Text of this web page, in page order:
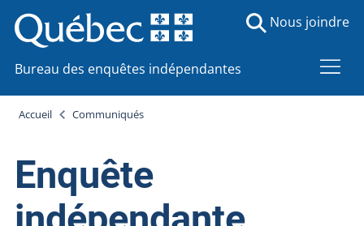
Bureau des enquêtes indépendantes
Nous joindre
Accueil Communiqués
Enquête